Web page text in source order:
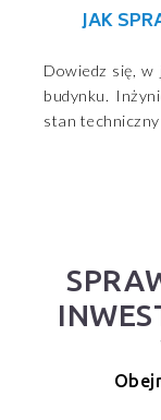
JAK
Dowiedz się,
budynku.
stan